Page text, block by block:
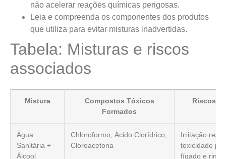
não acelerar reações químicas perigosas.
Leia e compreenda os componentes dos produtos
que utiliza para evitar misturas inadvertidas.
Tabela: Misturas e riscos
associados
Mistura
Compostos Tóxicos
Formados
Riscos
Água
Sanitária +
Álcool
Chloroformo, Ácido Clorídrico,
Cloroacetona
Irritação
toxicidade
fígado e rins